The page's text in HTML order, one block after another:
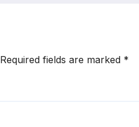
Required fields are marked *